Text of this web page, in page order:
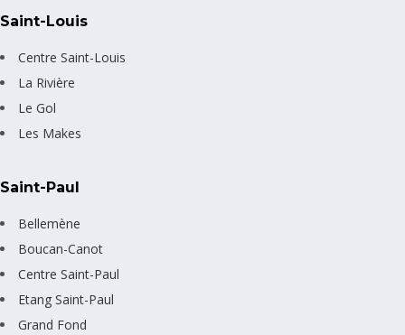
Saint-Louis
Centre Saint-Louis
La Rivière
Le Gol
Les Makes
Saint-Paul
Bellemène
Boucan-Canot
Centre Saint-Paul
Etang Saint-Paul
Grand Fond